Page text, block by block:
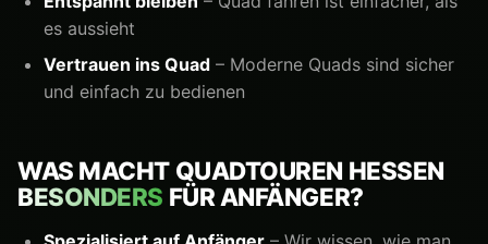
es aussieht
Vertrauen ins Quad – Moderne Quads sind sicher
und einfach zu bedienen
WAS MACHT QUADTOUREN HESSEN
BESONDERS FÜR ANFÄNGER?